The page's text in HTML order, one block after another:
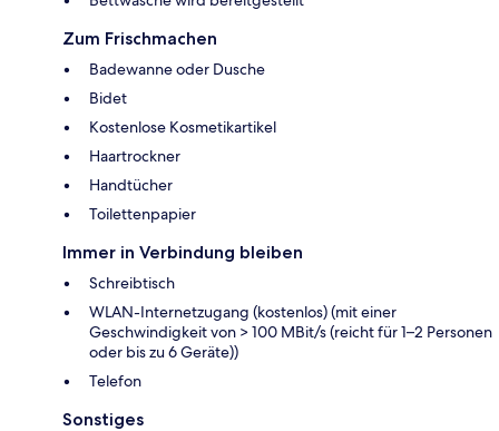
Zum Frischmachen
Badewanne oder Dusche
Bidet
Kostenlose Kosmetikartikel
Haartrockner
Handtücher
Toilettenpapier
Immer in Verbindung bleiben
Schreibtisch
WLAN-Internetzugang (kostenlos) (mit einer
Geschwindigkeit von > 100 MBit/s (reicht für 1–2 Personen
oder bis zu 6 Geräte))
Telefon
Sonstiges